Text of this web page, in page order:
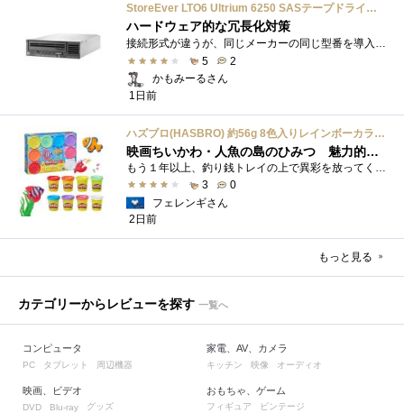
StoreEver LTO6 Ultrium 6250 SASテープドライブ(内蔵型)
ハードウェア的な冗長化対策
5
2
かもみーるさん
1日前
ハズブロ(HASBRO) 約56g 8色入りレインボーカラーのプレイ・ドー、新学期用品、2才以上のプリスクールの子供向け、子供向けのアート&クラフト 粘土 ねんど、こどもの日、子供の日プレゼント
映画ちいかわ・人魚の島のひみつ 魅力的なビラン：セイレーンを造ってみた
3
0
フェレンギさん
2日前
もっと見る
カテゴリーからレビューを探す 一覧へ
コンピュータ
PC タブレット 周辺機器
映画、ビデオ
DVD Blu-ray グッズ
家電、AV、カメラ
キッチン 映像 オーディオ
おもちゃ、ゲーム
フィギュア ビンテージ